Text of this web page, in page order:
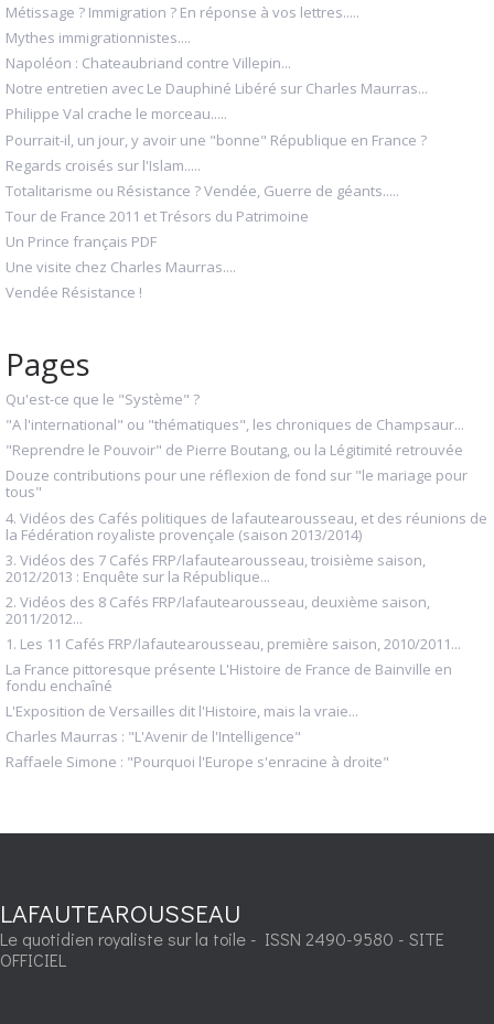
Métissage ? Immigration ? En réponse à vos lettres.....
Mythes immigrationnistes....
Napoléon : Chateaubriand contre Villepin...
Notre entretien avec Le Dauphiné Libéré sur Charles Maurras...
Philippe Val crache le morceau.....
Pourrait-il, un jour, y avoir une "bonne" République en France ?
Regards croisés sur l'Islam.....
Totalitarisme ou Résistance ? Vendée, Guerre de géants.....
Tour de France 2011 et Trésors du Patrimoine
Un Prince français PDF
Une visite chez Charles Maurras....
Vendée Résistance !
Pages
Qu'est-ce que le "Système" ?
"A l'international" ou "thématiques", les chroniques de Champsaur...
"Reprendre le Pouvoir" de Pierre Boutang, ou la Légitimité retrouvée
Douze contributions pour une réflexion de fond sur "le mariage pour
tous"
4. Vidéos des Cafés politiques de lafautearousseau, et des réunions de
la Fédération royaliste provençale (saison 2013/2014)
3. Vidéos des 7 Cafés FRP/lafautearousseau, troisième saison,
2012/2013 : Enquête sur la République...
2. Vidéos des 8 Cafés FRP/lafautearousseau, deuxième saison,
2011/2012...
1. Les 11 Cafés FRP/lafautearousseau, première saison, 2010/2011...
La France pittoresque présente L'Histoire de France de Bainville en
fondu enchaîné
L'Exposition de Versailles dit l'Histoire, mais la vraie...
Charles Maurras : "L'Avenir de l'Intelligence"
Raffaele Simone : "Pourquoi l'Europe s'enracine à droite"
LAFAUTEAROUSSEAU
Le quotidien royaliste sur la toile - ISSN 2490-9580 - SITE
OFFICIEL